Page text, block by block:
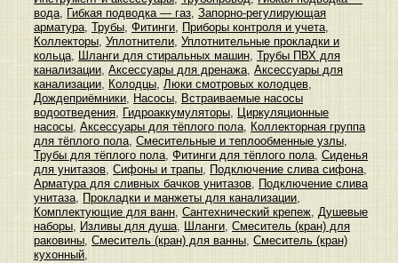
вода, Гибкая подводка — газ, Запорно-регулирующая
арматура, Трубы, Фитинги, Приборы контроля и учета,
Коллекторы, Уплотнители, Уплотнительные прокладки и
кольца, Шланги для стиральных машин, Трубы ПВХ для
канализации, Аксессуары для дренажа, Аксессуары для
канализации, Колодцы, Люки смотровых колодцев,
Дождеприёмники, Насосы, Встраиваемые насосы
водоотведения, Гидроаккумуляторы, Циркуляционные
насосы, Аксессуары для тёплого пола, Коллекторная группа
для тёплого пола, Смесительные и теплообменные узлы,
Трубы для тёплого пола, Фитинги для тёплого пола, Сиденья
для унитазов, Сифоны и трапы, Подключение слива сифона,
Арматура для сливных бачков унитазов, Подключение слива
унитаза, Прокладки и манжеты для канализации,
Комплектующие для ванн, Сантехнический крепеж, Душевые
наборы, Изливы для душа, Шланги, Смеситель (кран) для
раковины, Смеситель (кран) для ванны, Смеситель (кран)
кухонный,